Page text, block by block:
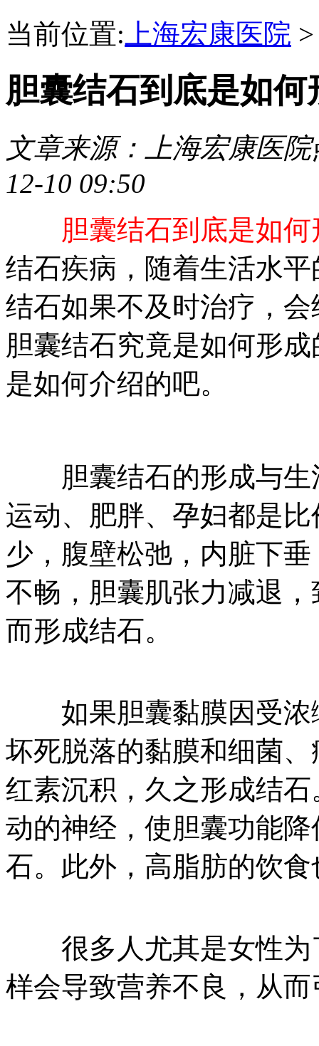
当前位置: 上海宏康医院
胆囊结石到底是如何
文章来源：上海宏康医院
12-10 09:50
胆囊结石到底是如何
结石疾病，随着生活水
结石如果不及时治疗，
胆囊结石究竟是如何形
是如何介绍的吧。
胆囊结石的形成与生
运动、肥胖、孕妇都是
少，腹壁松弛，内脏下
不畅，胆囊肌张力减退
而形成结石。
如果胆囊黏膜因受浓
坏死脱落的黏膜和细菌
红素沉积，久之形成结
动的神经，使胆囊功能
石。此外，高脂肪的饮
很多人尤其是女性为
样会导致营养不良，从